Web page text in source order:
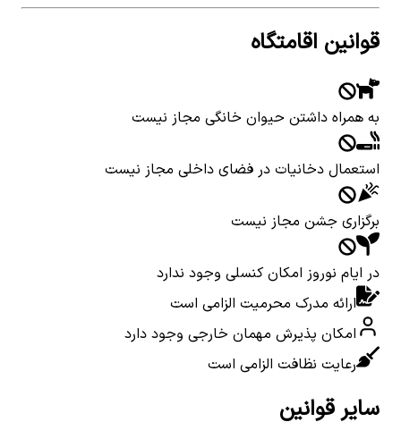
قوانین اقامتگاه
به همراه داشتن حیوان خانگی مجاز نیست
استعمال دخانیات در فضای داخلی مجاز نیست
برگزاری جشن مجاز نیست
در ایام نوروز امکان کنسلی وجود ندارد
ارائه مدرک محرمیت الزامی است
امکان پذیرش مهمان خارجی وجود دارد
رعایت نظافت الزامی است
سایر قوانین